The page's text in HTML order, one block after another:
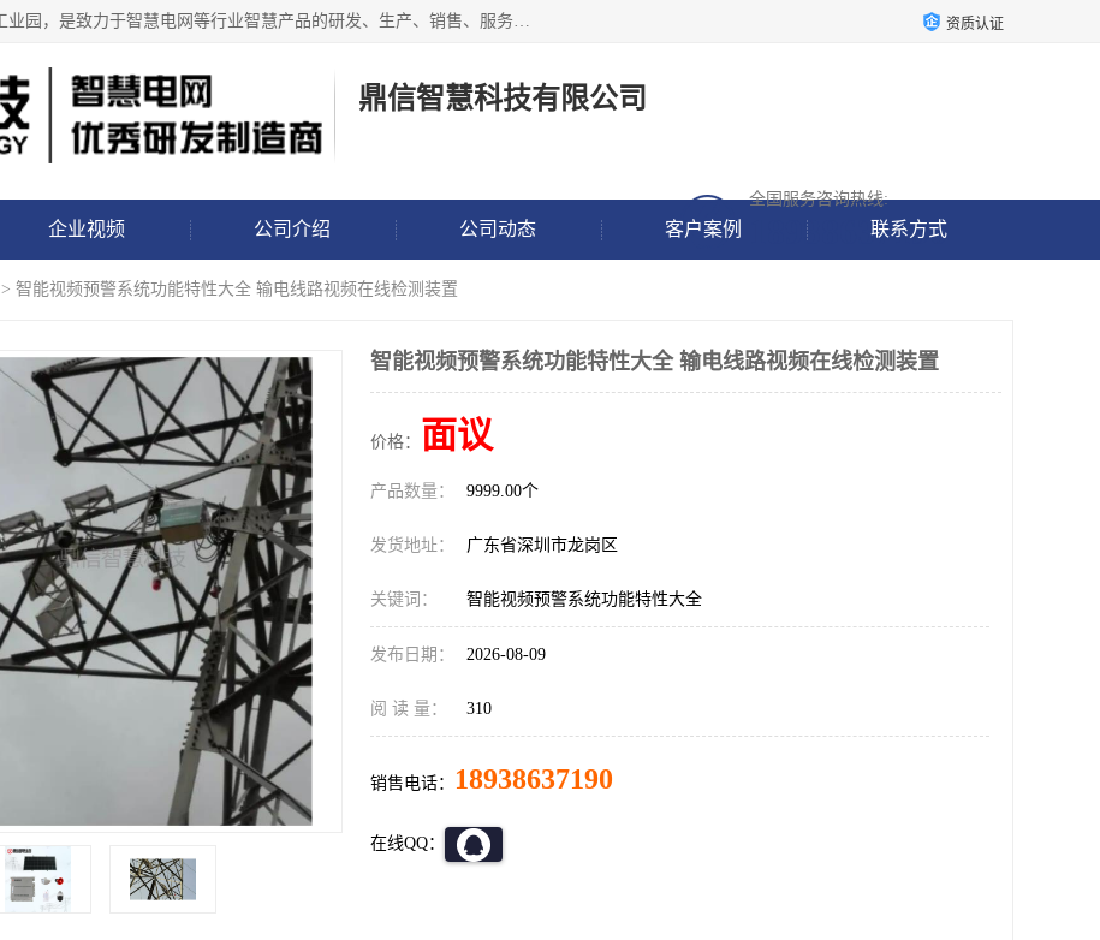
鼎信智慧科技有限公司位于深圳市龙岗区龙岗街道香玉儿工业园，是致力于智慧电网等行业智慧产品的研发、生产、销售、服务于一体的研发制造商，推出的智慧电网系列包括输电线路视频、图像、微云台、分布式故障定位、非接触故障监测、配网行波故障监测、电缆故障监测、防外破、防山火、覆冰、微气象、倾斜、测温、弧垂、舞动监测以及智能地钉、智能标志桩、布控球、警示球、防鸟等产品，已经应用于南网、国网相关现场！ 资质认证
鼎信智慧科技有限公司
全国服务咨询热线:
18938637190
企业视频 公司介绍 公司动态 客户案例 联系方式
> 智能视频预警系统功能特性大全 输电线路视频在线检测装置
智能视频预警系统功能特性大全 输电线路视频在线检测装置
价格： 面议
产品数量： 9999.00个
发货地址： 广东省深圳市龙岗区
关键词： 智能视频预警系统功能特性大全
发布日期： 2026-08-09
阅 读 量： 310
销售电话： 18938637190
在线QQ：